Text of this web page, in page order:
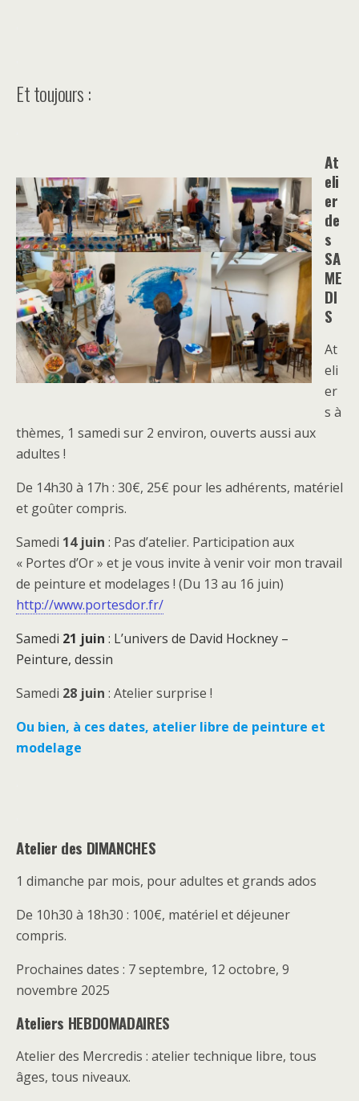
Et toujours :
At
eli
er
de
s
SA
ME
DI
S
At
eli
er
s à
thèmes, 1 samedi sur 2 environ, ouverts aussi aux
adultes !
De 14h30 à 17h : 30€, 25€ pour les adhérents, matériel
et goûter compris.
Samedi 14 juin : Pas d’atelier. Participation aux
« Portes d’Or » et je vous invite à venir voir mon travail
de peinture et modelages ! (Du 13 au 16 juin)
http://www.portesdor.fr/
Samedi 21 juin : L’univers de David Hockney –
Peinture, dessin
Samedi 28 juin : Atelier surprise !
Ou bien, à ces dates, atelier libre de peinture et
modelage
Atelier des DIMANCHES
1 dimanche par mois, pour adultes et grands ados
De 10h30 à 18h30 : 100€, matériel et déjeuner
compris.
Prochaines dates : 7 septembre, 12 octobre, 9
novembre 2025
Ateliers HEBDOMADAIRES
Atelier des Mercredis : atelier technique libre, tous
âges, tous niveaux.